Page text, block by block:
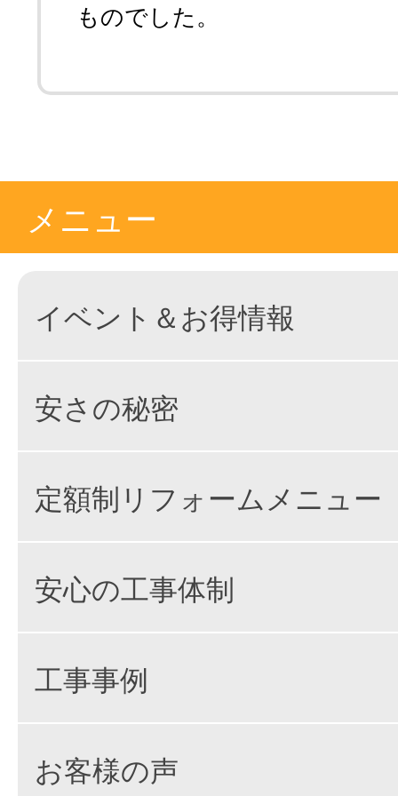
ものでした。
メニュー
イベント＆お得情報
安さの秘密
定額制リフォームメニュー
安心の工事体制
工事事例
お客様の声